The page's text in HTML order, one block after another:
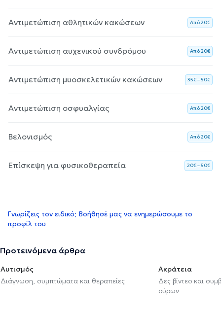
Αντιμετώπιση αθλητικών κακώσεων Aπό 20€
Αντιμετώπιση αυχενικού συνδρόμου Aπό 20€
Αντιμετώπιση μυοσκελετικών κακώσεων 35€ – 50€
Αντιμετώπιση οσφυαλγίας Aπό 20€
Βελονισμός Aπό 20€
Επίσκεψη για φυσικοθεραπεία 20€ – 50€
Γνωρίζεις τον ειδικό; Βοήθησέ μας να ενημερώσουμε το
προφίλ του
Προτεινόμενα άρθρα
Αυτισμός
Διάγνωση, συμπτώματα και θεραπείες
Ακράτεια
Δες βίντεο και
ούρων